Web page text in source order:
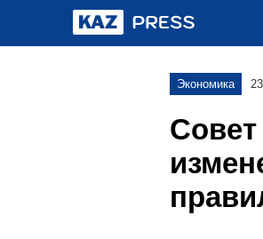
Экономика